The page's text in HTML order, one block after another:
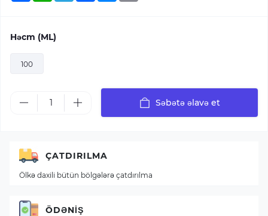
Həcm (ML)
100
Səbətə əlavə et
ÇATDIRILMA
Ölkə daxili bütün bölgələrə çatdırılma
ÖDƏNIŞ